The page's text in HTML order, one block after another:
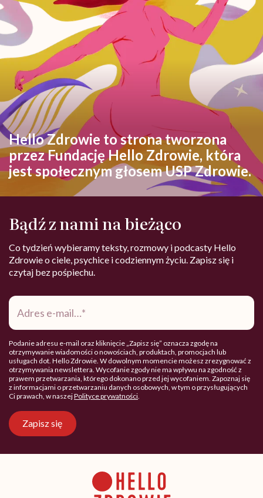
Hello Zdrowie to strona tworzona
przez Fundację Hello Zdrowie, która
jest społecznym głosem USP Zdrowie.
Bądź z nami na bieżąco
Co tydzień wybieramy teksty, rozmowy i podcasty Hello
Zdrowie o ciele, psychice i codziennym życiu. Zapisz się i
czytaj bez pośpiechu.
Adres
mail*
Podanie adresu e-mail oraz kliknięcie „Zapisz się” oznacza zgodę na
otrzymywanie wiadomości o nowościach, produktach, promocjach lub
usługach dot. Hello Zdrowie. W dowolnym momencie możesz zrezygnować z
otrzymywania newslettera. Wycofanie zgody nie ma wpływu na zgodność z
prawem przetwarzania, którego dokonano przed jej wycofaniem. Zapoznaj się
z informacjami o przetwarzaniu danych osobowych, w tym o przysługujących
Ci prawach, w naszejPolityce prywatności
Zapisz się